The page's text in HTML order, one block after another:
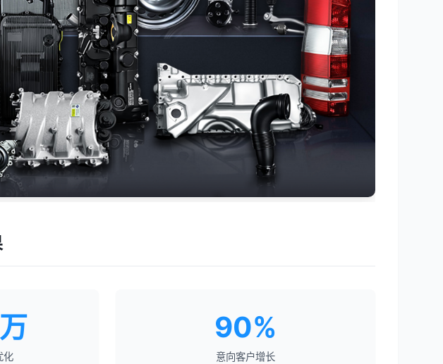
化
90%
意向客户增长